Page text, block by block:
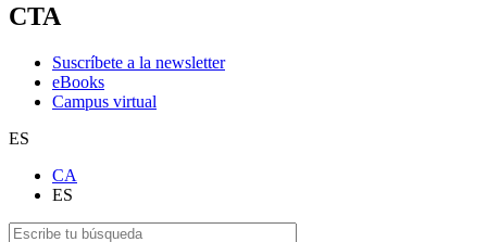
CTA
Suscríbete a la newsletter
eBooks
Campus virtual
ES
CA
ES